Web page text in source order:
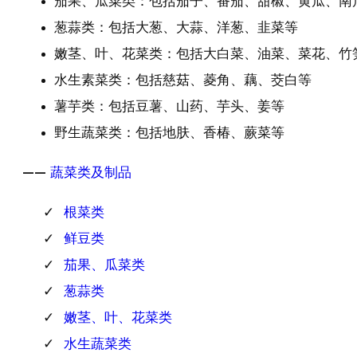
葱蒜类：包括大葱、大蒜、洋葱、韭菜等
嫩茎、叶、花菜类：包括大白菜、油菜、菜花、竹
水生素菜类：包括慈菇、菱角、藕、茭白等
薯芋类：包括豆薯、山药、芋头、姜等
野生蔬菜类：包括地肤、香椿、蕨菜等
—— 蔬菜类及制品
根菜类
鲜豆类
茄果、瓜菜类
葱蒜类
嫩茎、叶、花菜类
水生蔬菜类